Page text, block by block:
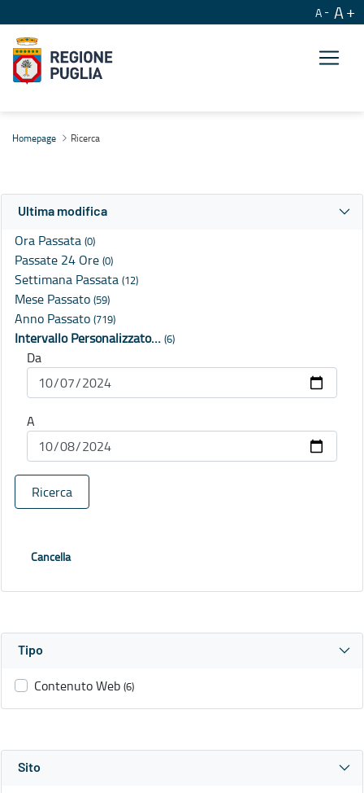
A A
Homepage Ricerca
Ultima modifica
Ora Passata (0)
Passate 24 Ore (0)
Settimana Passata (12)
Mese Passato (59)
Anno Passato (719)
Intervallo Personalizzato… (6)
Da
A
Ricerca
Cancella
Tipo
Contenuto Web (6)
Sito